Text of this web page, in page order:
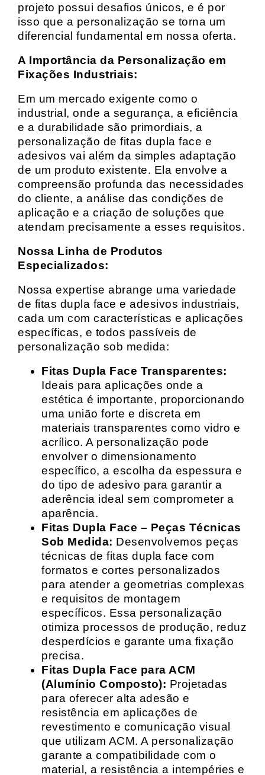
projeto possui desafios únicos, e é por
isso que a personalização se torna um
diferencial fundamental em nossa oferta.
A Importância da Personalização em
Fixações Industriais:
Em um mercado exigente como o
industrial, onde a segurança, a eficiência
e a durabilidade são primordiais, a
personalização de fitas dupla face e
adesivos vai além da simples adaptação
de um produto existente. Ela envolve a
compreensão profunda das necessidades
do cliente, a análise das condições de
aplicação e a criação de soluções que
atendam precisamente a esses requisitos.
Nossa Linha de Produtos
Especializados:
Nossa expertise abrange uma variedade
de fitas dupla face e adesivos industriais,
cada um com características e aplicações
específicas, e todos passíveis de
personalização sob medida:
Fitas Dupla Face Transparentes:
Ideais para aplicações onde a
estética é importante, proporcionando
uma união forte e discreta em
materiais transparentes como vidro e
acrílico. A personalização pode
envolver o dimensionamento
específico, a escolha da espessura e
do tipo de adesivo para garantir a
aderência ideal sem comprometer a
aparência.
Fitas Dupla Face – Peças Técnicas
Sob Medida: Desenvolvemos peças
técnicas de fitas dupla face com
formatos e cortes personalizados
para atender a geometrias complexas
e requisitos de montagem
específicos. Essa personalização
otimiza processos de produção, reduz
desperdícios e garante uma fixação
precisa.
Fitas Dupla Face para ACM
(Alumínio Composto): Projetadas
para oferecer alta adesão e
resistência em aplicações de
revestimento e comunicação visual
que utilizam ACM. A personalização
garante a compatibilidade com o
material, a resistência a intempéries e